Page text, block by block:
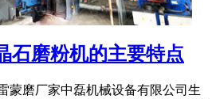
石磨粉机的主要特点
蒙磨厂家中磊机械设备有限公司生